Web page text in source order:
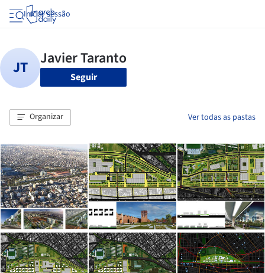
Iniciar sessão
Seguir
Organizar Ver todas as pastas